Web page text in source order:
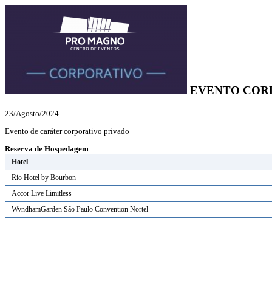
EVENTO
23/Agosto/2024
Evento de caráter corporativo privado
Reserva de Hospedagem
Hotel
Rio Hotel by Bourbon
Accor Live Limitless
WyndhamGarden São Paulo Convention Nortel